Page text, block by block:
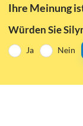
Ihre Meinung
Würden Sie
Ja Nein